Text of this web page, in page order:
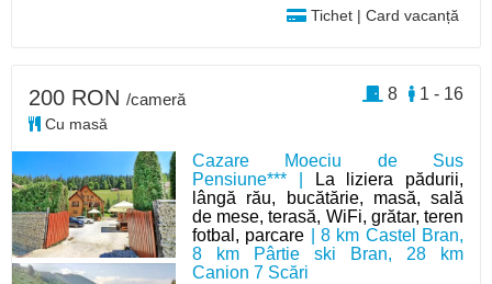
Tichet | Card vacanță
Cazare Moeciu de Sus
Pensiune*** |
La liziera pădurii,
lângă rău, bucătărie, masă, sală
de mese, terasă, WiFi, grătar, teren
fotbal, parcare | 8 km Castel Bran,
8 km Pârtie ski Bran, 28 km
Canion 7 Scări
200 RON /cameră
Cu masă
1 - 16
8